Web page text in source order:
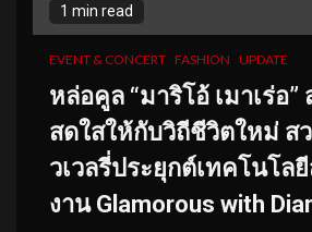
1 min read
EVENT & CONCERT FASHION UPDATE
หล่อคูล “มาริโอ้ เมาเร่อ”
สดใสให้กับวิถีชีวิตใหม่ ส
วเวลรี่ประยุกต์เทคโนโล
งาน Glamorous with